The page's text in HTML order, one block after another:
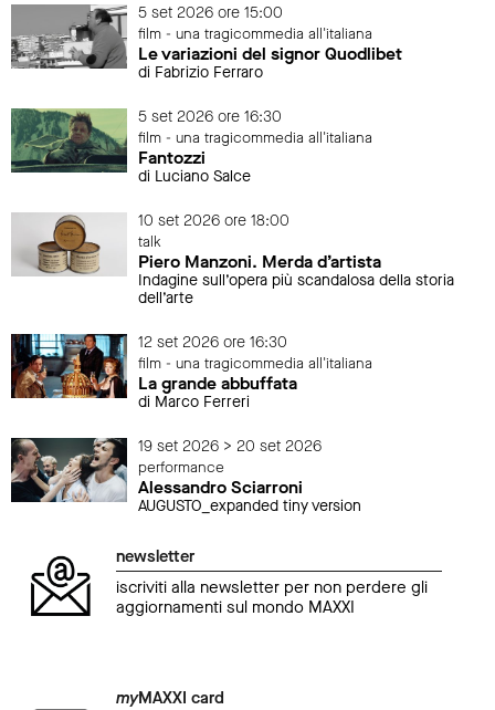
5 set 2026 ore 15:00
film - una tragicommedia all'italiana
Le variazioni del signor Quodlibet
di Fabrizio Ferraro
5 set 2026 ore 16:30
film - una tragicommedia all'italiana
Fantozzi
di Luciano Salce
10 set 2026 ore 18:00
talk
Piero Manzoni. Merda d’artista
Indagine sull’opera più scandalosa della storia
dell’arte
12 set 2026 ore 16:30
film - una tragicommedia all'italiana
La grande abbuffata
di Marco Ferreri
19 set 2026 > 20 set 2026
performance
Alessandro Sciarroni
AUGUSTO_expanded tiny version
newsletter
iscriviti alla newsletter per non perdere gli
aggiornamenti sul mondo MAXXI
myMAXXI card